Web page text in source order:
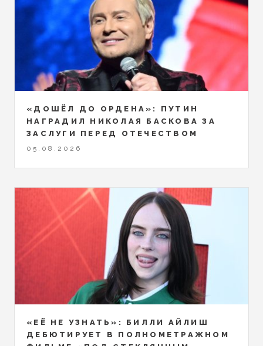
«ДОШЁЛ ДО ОРДЕНА»: ПУТИН
НАГРАДИЛ НИКОЛАЯ БАСКОВА ЗА
ЗАСЛУГИ ПЕРЕД ОТЕЧЕСТВОМ
05.08.2026
«ЕЁ НЕ УЗНАТЬ»: БИЛЛИ АЙЛИШ
ДЕБЮТИРУЕТ В ПОЛНОМЕТРАЖНОМ